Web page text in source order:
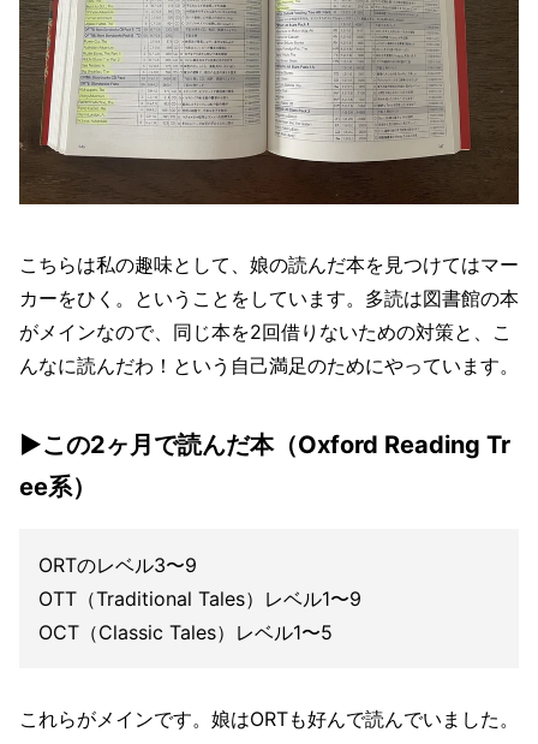
こちらは私の趣味として、娘の読んだ本を見つけてはマー
カーをひく。ということをしています。多読は図書館の本
がメインなので、同じ本を2回借りないための対策と、こ
んなに読んだわ！という自己満足のためにやっています。
▶この2ヶ月で読んだ本（Oxford Reading Tr
ee系）
ORTのレベル3〜9
OTT（Traditional Tales）レベル1〜9
OCT（Classic Tales）レベル1〜5
これらがメインです。娘はORTも好んで読んでいました。